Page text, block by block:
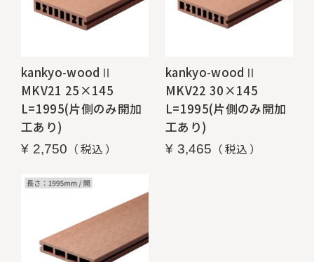
kankyo-woodⅡ
MKV21 25×145
L=1995(片側のみ開加
工あり)
¥ 2,750 税込
kankyo-woodⅡ
MKV22 30×145
L=1995(片側のみ開加
工あり)
¥ 3,465 税込